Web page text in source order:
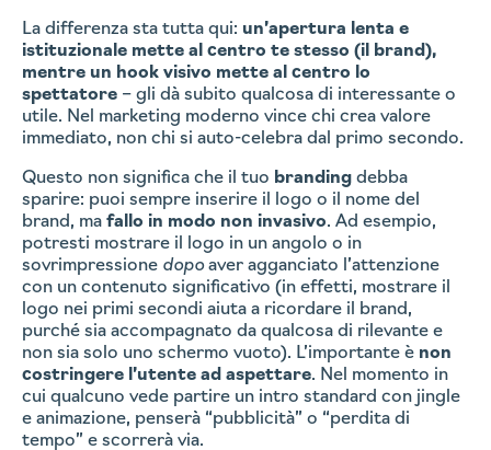
La differenza sta tutta qui: un’apertura lenta e
istituzionale mette al centro te stesso (il brand),
mentre un hook visivo mette al centro lo
spettatore – gli dà subito qualcosa di interessante o
utile. Nel marketing moderno vince chi crea valore
immediato, non chi si auto-celebra dal primo secondo.
Questo non significa che il tuo brandingdebba
sparire: puoi sempre inserire il logo o il nome del
brand, mafallo in modo non invasivo. Ad esempio,
potresti mostrare il logo in un angolo o in
sovrimpressione dopoaver agganciato l’attenzione
con un contenuto significativo (in effetti, mostrare il
logo nei primi secondi aiuta a ricordare il brand,
purché sia accompagnato da qualcosa di rilevante e
non sia solo uno schermo vuoto). L’importante è non
costringere l’utente ad aspettare. Nel momento in
cui qualcuno vede partire un intro standard con jingle
e animazione, penserà “pubblicità” o “perdita di
tempo” e scorrerà via.